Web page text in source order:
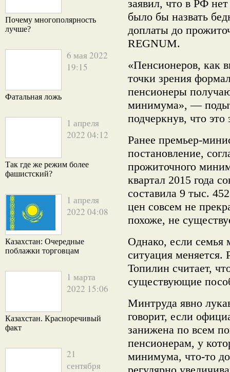
Почему многополярность
лучше?
6 мая 2022
19:15
Фатальная ложь
1 апреля
2022 04:12
Так где же режим более
фашистский?
1 апреля
2022 04:08
Казахстан: Очередные
поблажки торговцам
1 марта
2022 15:06
Казахстан. Красноречивый
факт
21
сентября
заявил, что в РФ
было бы назвать
доплаты до
REGNUM.
«Пенсионеров, как
точки зрения
пенсионеры
минимума», —
подчеркнув, что это
Ранее премьер-
постановление,
прожиточного
квартал 2015 года
составила 9 тыс.
цен совсем не
похоже, не
Однако, если семья
ситуация меняется.
Топилин считает,
существующие
Минтруда явно
говорит, если
занижена по всем
пенсионерам, у
минимума, что-то